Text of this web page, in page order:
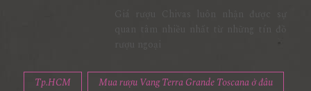
Tp.HCM
Mua rượu Vang Terra Grande Toscana ở đâu